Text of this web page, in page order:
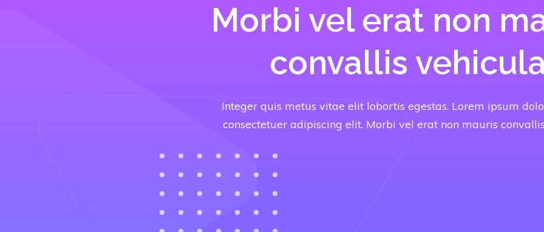
Morbi vel erat non
convallis
Integer quis metus vitae elit lobortis egestas. Lorem ipsum
consectetuer adipiscing elit. Morbi vel erat non mauris